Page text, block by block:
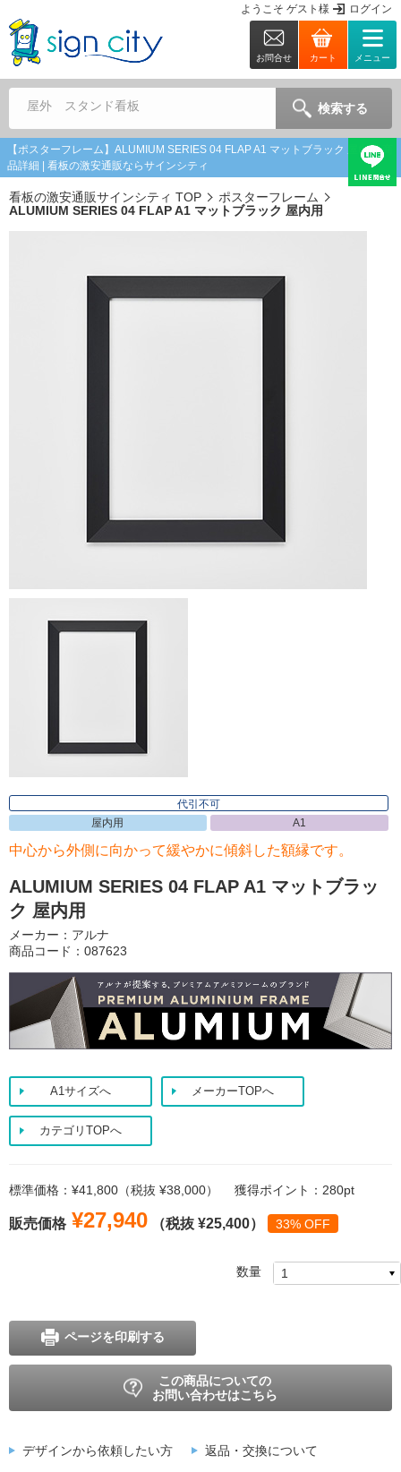
ようこそ ゲスト 様 ログイン
お問合せ カート メニュー
屋外 スタンド看板 検索する
【ポスターフレーム】ALUMIUM SERIES 04 FLAP A1 マットブラック 屋内用 商
品詳細 | 看板の激安通販ならサインシティ
看板の激安通販サインシティ TOP
ポスターフレーム
ALUMIUM SERIES 04 FLAP A1 マットブラック 屋内用
代引不可
屋内用
A1
中心から外側に向かって緩やかに傾斜した額縁です。
ALUMIUM SERIES 04 FLAP A1 マットブラッ
ク 屋内用
メーカー：アルナ
商品コード：087623
A1サイズへ メーカーTOPへ
カテゴリTOPへ
標準価格：¥41,800（税抜 ¥38,000） 獲得ポイント：280pt
販売価格 ¥27,940 （税抜 ¥25,400） 33% OFF
数量
ページを印刷する
この商品についての
お問い合わせはこちら
デザインから依頼したい方 返品・交換について